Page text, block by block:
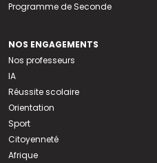
Programme de Seconde
NOS ENGAGEMENTS
Nos professeurs
IA
Réussite scolaire
Orientation
Sport
Citoyenneté
Afrique